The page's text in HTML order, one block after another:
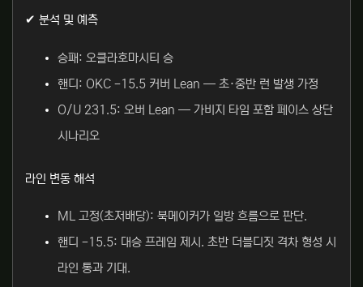
✔ 분석 및 예측
승패: 오클라호마시티 승
핸디: OKC -15.5 커버 Lean — 초·중반 런 발생 가정
O/U 231.5: 오버 Lean — 가비지 타임 포함 페이스 상단
시나리오
라인 변동 해석
ML 고정(초저배당): 북메이커가 일방 흐름으로 판단.
핸디 -15.5: 대승 프레임 제시. 초반 더블디짓 격차 형성 시
라인 통과 기대.